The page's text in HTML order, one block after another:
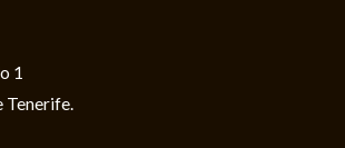
1
Tenerife.